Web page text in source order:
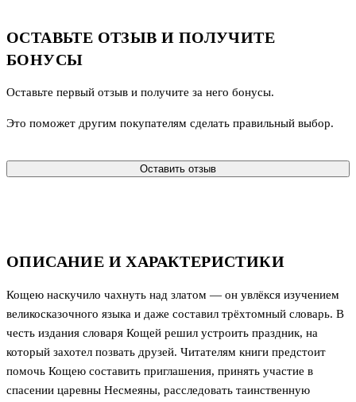
ОПИСАНИЕ И ХАРАКТЕРИСТИКИ
Кощею наскучило чахнуть над златом — он увлёкся изучением
великосказочного языка и даже составил трёхтомный словарь. В
честь издания словаря Кощей решил устроить праздник, на
который захотел позвать друзей. Читателям книги предстоит
помочь Кощею составить приглашения, принять участие в
спасении царевны Несмеяны, расследовать таинственную
ОСТАВЬТЕ ОТЗЫВ И ПОЛУЧИТЕ
БОНУСЫ
Оставьте первый отзыв и получите за него бонусы.
Это поможет другим покупателям сделать правильный выбор.
Оставить отзыв